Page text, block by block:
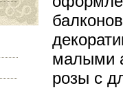
малыми
розы с